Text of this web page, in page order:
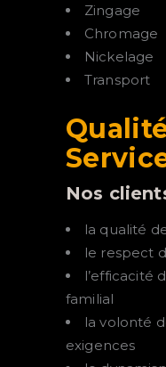
Zingage
Chromage
Nickelage
Transport
Nos
la qualité
le respect
l’efficacité
familial
la volonté
exigences